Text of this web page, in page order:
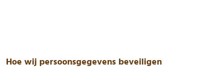
Hoe wij persoonsgegevens beveiligen